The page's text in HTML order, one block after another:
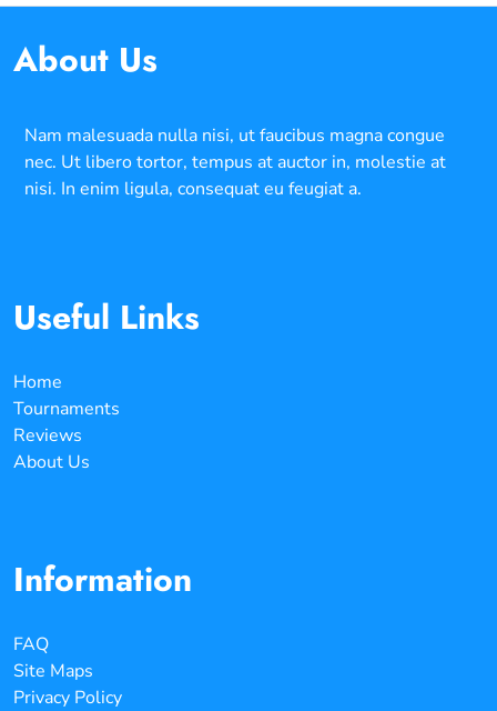
About Us
Nam malesuada nulla nisi, ut faucibus magna congue
nec. Ut libero tortor, tempus at auctor in, molestie at
nisi. In enim ligula, consequat eu feugiat a.
Useful Links
Home
Tournaments
Reviews
About Us
Information
FAQ
Site Maps
Privacy Policy